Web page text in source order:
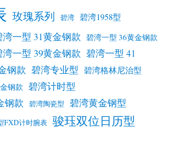
玫瑰系列 碧湾 碧湾1958型
湾一型 31黄金钢款 碧湾一型 36黄金钢款
湾一型 39黄金钢款 碧湾一型 41
钢款 碧湾专业型 碧湾格林尼治型
钢款 碧湾计时型
钢款 碧湾陶瓷型 碧湾黄金钢型
FXD计时腕表 骏珏双位日历型